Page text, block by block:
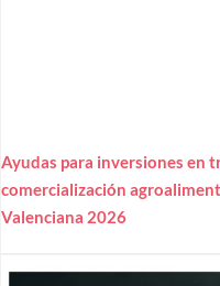
Ayudas para inversiones en
comercialización
Valenciana 2026